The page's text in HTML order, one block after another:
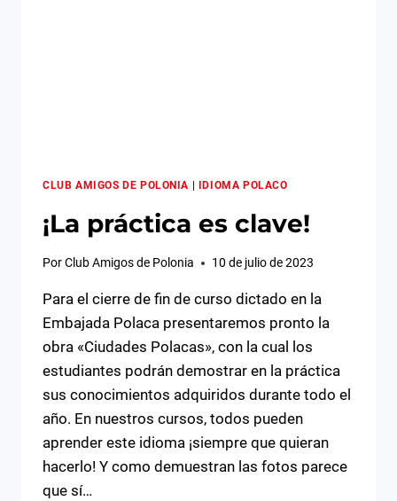
CLUB AMIGOS DE POLONIA | IDIOMA POLACO
¡La práctica es clave!
PorClub Amigos de Polonia 10 de julio de 2023
Para el cierre de fin de curso dictado en la
Embajada Polaca presentaremos pronto la
obra «Ciudades Polacas», con la cual los
estudiantes podrán demostrar en la práctica
sus conocimientos adquiridos durante todo el
año. En nuestros cursos, todos pueden
aprender este idioma ¡siempre que quieran
hacerlo! Y como demuestran las fotos parece
que sí…